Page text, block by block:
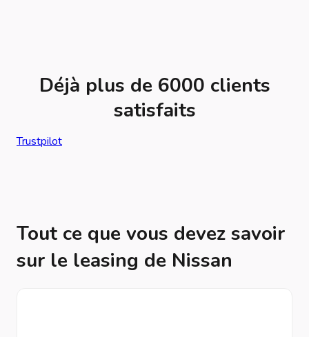
Déjà plus de 6000 clients
satisfaits
Trustpilot
Tout ce que vous devez savoir
sur le leasing de Nissan